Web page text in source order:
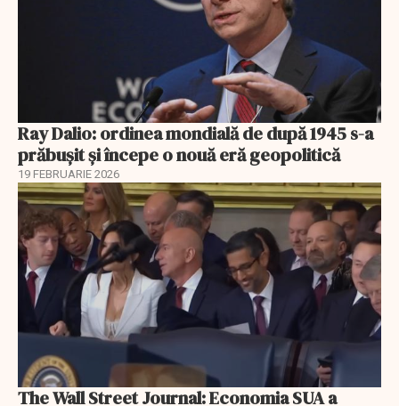
Ray Dalio: ordinea mondială de după 1945 s-a
prăbușit și începe o nouă eră geopolitică
19 FEBRUARIE 2026
The Wall Street Journal: Economia SUA a